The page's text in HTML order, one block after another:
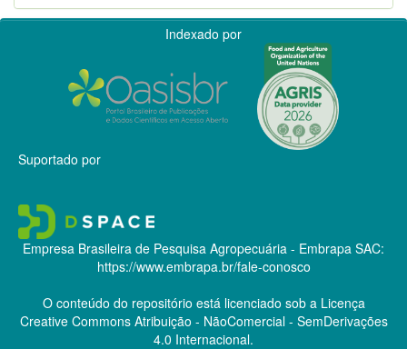
Indexado por
Suportado por
Empresa Brasileira de Pesquisa Agropecuária - Embrapa SAC:
https://www.embrapa.br/fale-conosco
O conteúdo do repositório está licenciado sob a Licença
Creative CommonsAtribuição - NãoComercial - SemDerivações
4.0 Internacional.